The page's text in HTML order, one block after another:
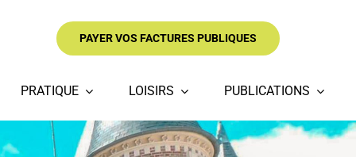
PAYER VOS FACTURES PUBLIQUES
PRATIQUE LOISIRS PUBLICATIONS